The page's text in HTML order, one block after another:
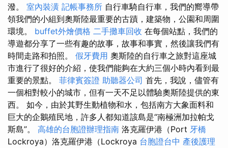
潑。 室內裝潢 記帳事務所 自行車騎自行車，我們的嚮導帶
領我們的小組到奧斯陸最重要的古蹟，建築物，公園和周圍
環境。 buffet外燴價格 二手攤車回收 在每個站點，我們的
導遊都分享了一些有趣的故事，故事和事實，然後讓我們有
時間走路和拍照。 假牙費用 奧斯陸的自行車之旅對這座城
市進行了很好的介紹，使我們能夠在大約三個小時內看到最
重要的景點。 菲律賓簽證 助聽器公司 首先，我說，儘管有
一個相對較小的城市，但有一天不足以體驗奧斯陸提供的東
西。 如今，由於其野生動植物和水，包括南方大象面料和
巨大的企鵝殖民地，許多人都知道該島是“南極洲加拉帕戈
斯島”。 高雄的台胞證辦理指南 洛克羅伊港（Port 牙橋
Lockroya）洛克羅伊港（Lockroya 台胞證台中 產後護理